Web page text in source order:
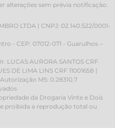
alterações sem prévia notificação.
LTDA | CNPJ: 02.140.522/0001-
- CEP: 07012-071 - Guarulhos –
LUCAS AURORA SANTOS CRF
DE LIMA LINS CRF 11001658 |
MS: 0.28310.7
da Drogaria Vinte e Dois
proibida a reprodução total ou